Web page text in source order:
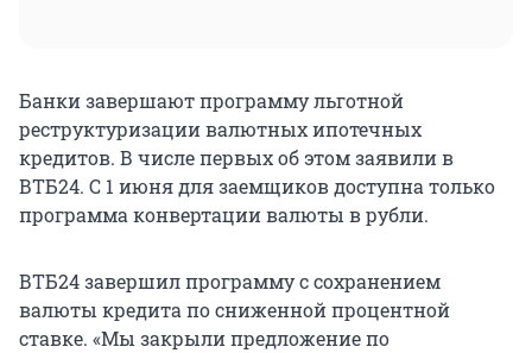
Банки завершают программу льготной
реструктуризации валютных ипотечных
кредитов. В числе первых об этом заявили в
ВТБ24. С 1 июня для заемщиков доступна только
программа конвертации валюты в рубли.
ВТБ24 завершил программу с сохранением
валюты кредита по сниженной процентной
ставке. «Мы закрыли предложение по